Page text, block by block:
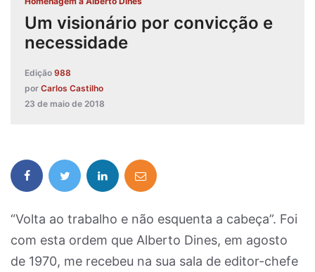
Um visionário por convicção e
necessidade
Edição 988
por Carlos Castilho
23 de maio de 2018
“Volta ao trabalho e não esquenta a cabeça”. Foi
com esta ordem que Alberto Dines, em agosto
de 1970, me recebeu na sua sala de editor-chefe